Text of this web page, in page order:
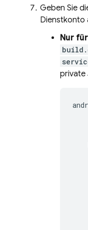
Geben Sie
Dienstkonto
Nur
private